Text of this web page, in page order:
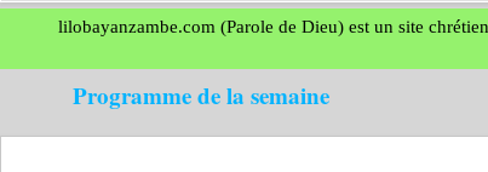
lilobayanzambe.com (Parole de Dieu) est un site
Programme de la semaine